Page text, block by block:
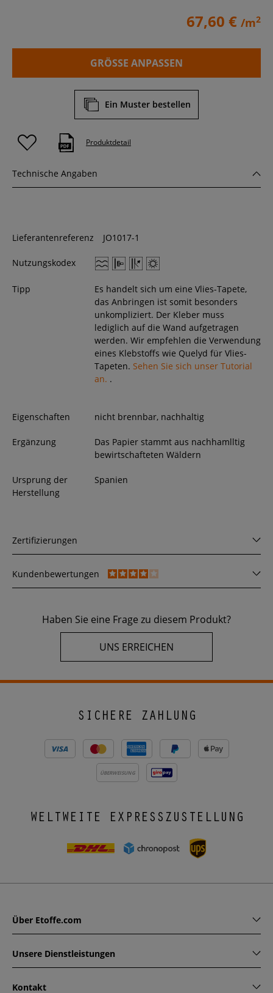
67,60 € /m2
GRÖSSE ANPASSEN
Ein Muster bestellen
Produktdetail
Technische Angaben
Lieferantenreferenz JO1017-1
Nutzungskodex
Tipp
Es handelt sich um eine Vlies-Tapete,
das Anbringen ist somit besonders
unkompliziert. Der Kleber muss
lediglich auf die Wand aufgetragen
werden. Wir empfehlen die Verwendung
eines Klebstoffs wie Quelyd für Vlies-
Tapeten. Sehen Sie sich unser Tutorial
an. .
Eigenschaften nicht brennbar, nachhaltig
Ergänzung
Das Papier stammt aus nachhamlltig
bewirtschafteten Wäldern
Ursprung der
Herstellung
Spanien
Zertifizierungen
Kundenbewertungen
Haben Sie eine Frage zu diesem Produkt?
UNS ERREICHEN
SICHERE ZAHLUNG
ÜBERWEISUNG
WELTWEITE EXPRESSZUSTELLUNG
Über Etoffe.com
Unsere Dienstleistungen
Kontakt